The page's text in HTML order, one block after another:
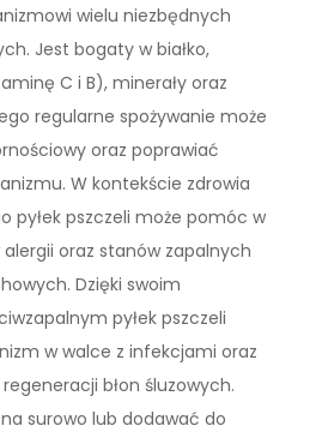
wielu niezbędnych
Jest bogaty w białko,
C i B), minerały oraz
regularne spożywanie może
oraz poprawiać
W kontekście zdrowia
pyłek pszczeli może pomóc w
alergii oraz stanów zapalnych
Dzięki swoim
pyłek pszczeli
w walce z infekcjami oraz
błon śluzowych.
surowo lub dodawać do